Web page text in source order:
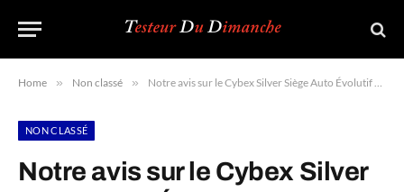
Home » Non classé » Notre avis sur le Cybex Silver Siège Auto Évolutif Pallas : Idéal pour les enfants de 9 à 36 kilogrammes !
NON CLASSÉ
Notre avis sur le Cybex Silver